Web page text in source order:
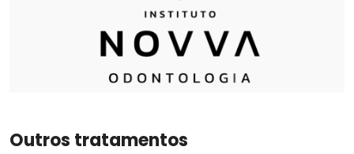
Outros tratamentos